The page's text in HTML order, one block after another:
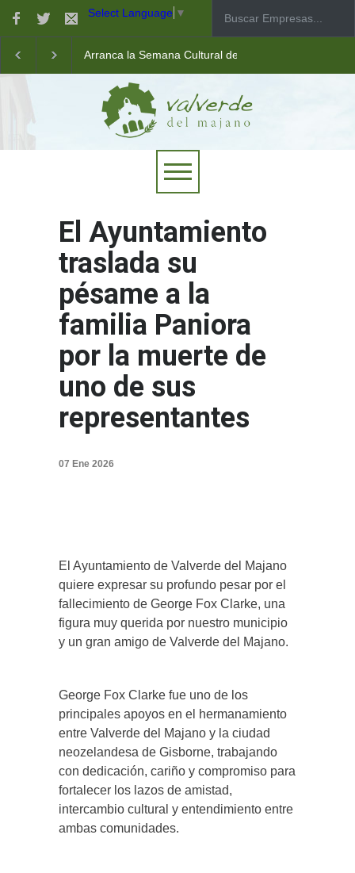
Select Language ▼
Arranca la Semana Cultural de Valverde
Taller de robótica para jóvenes
Las pistas municipales de pádel estrenan un nuevo
El Ayuntamiento
traslada su
pésame a la
familia Paniora
por la muerte de
uno de sus
representantes
07 Ene 2026
El Ayuntamiento de Valverde del Majano
quiere expresar su profundo pesar por el
fallecimiento de George Fox Clarke, una
figura muy querida por nuestro municipio
y un gran amigo de Valverde del Majano.
George Fox Clarke fue uno de los
principales apoyos en el hermanamiento
entre Valverde del Majano y la ciudad
neozelandesa de Gisborne, trabajando
con dedicación, cariño y compromiso para
fortalecer los lazos de amistad,
intercambio cultural y entendimiento entre
ambas comunidades.